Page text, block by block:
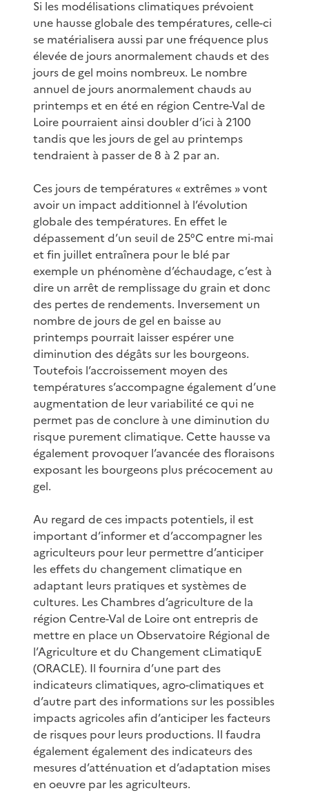
Si les modélisations climatiques prévoient
une hausse globale des températures, celle-ci
se matérialisera aussi par une fréquence plus
élevée de jours anormalement chauds et des
jours de gel moins nombreux. Le nombre
annuel de jours anormalement chauds au
printemps et en été en région Centre-Val de
Loire pourraient ainsi doubler d’ici à 2100
tandis que les jours de gel au printemps
tendraient à passer de 8 à 2 par an.
Ces jours de températures « extrêmes » vont
avoir un impact additionnel à l’évolution
globale des températures. En effet le
dépassement d’un seuil de 25°C entre mi‑mai
et fin juillet entraînera pour le blé par
exemple un phénomène d’échaudage, c’est à
dire un arrêt de remplissage du grain et donc
des pertes de rendements. Inversement un
nombre de jours de gel en baisse au
printemps pourrait laisser espérer une
diminution des dégâts sur les bourgeons.
Toutefois l’accroissement moyen des
températures s’accompagne également d’une
augmentation de leur variabilité ce qui ne
permet pas de conclure à une diminution du
risque purement climatique. Cette hausse va
également provoquer l’avancée des floraisons
exposant les bourgeons plus précocement au
gel.
Au regard de ces impacts potentiels, il est
important d’informer et d’accompagner les
agriculteurs pour leur permettre d’anticiper
les effets du changement climatique en
adaptant leurs pratiques et systèmes de
cultures. Les Chambres d’agriculture de la
région Centre-Val de Loire ont entrepris de
mettre en place un Observatoire Régional de
l’Agriculture et du Changement cLimatiquE
(ORACLE). Il fournira d’une part des
indicateurs climatiques, agro-climatiques et
d’autre part des informations sur les possibles
impacts agricoles afin d’anticiper les facteurs
de risques pour leurs productions. Il faudra
également également des indicateurs des
mesures d’atténuation et d’adaptation mises
en oeuvre par les agriculteurs.